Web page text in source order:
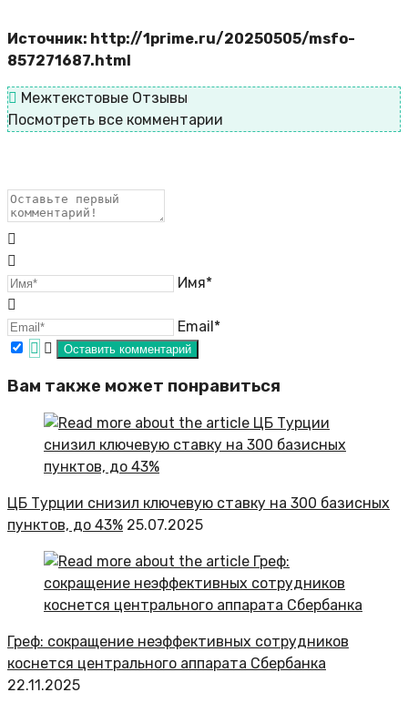
Источник: http://1prime.ru/20250505/msfo-
857271687.html
Межтекстовые Отзывы
Посмотреть все комментарии
Имя*
Email*
Вам также может понравиться
ЦБ Турции снизил ключевую ставку на 300 базисных
пунктов, до 43% 25.07.2025
Греф: сокращение неэффективных сотрудников
коснется центрального аппарата Сбербанка
22.11.2025